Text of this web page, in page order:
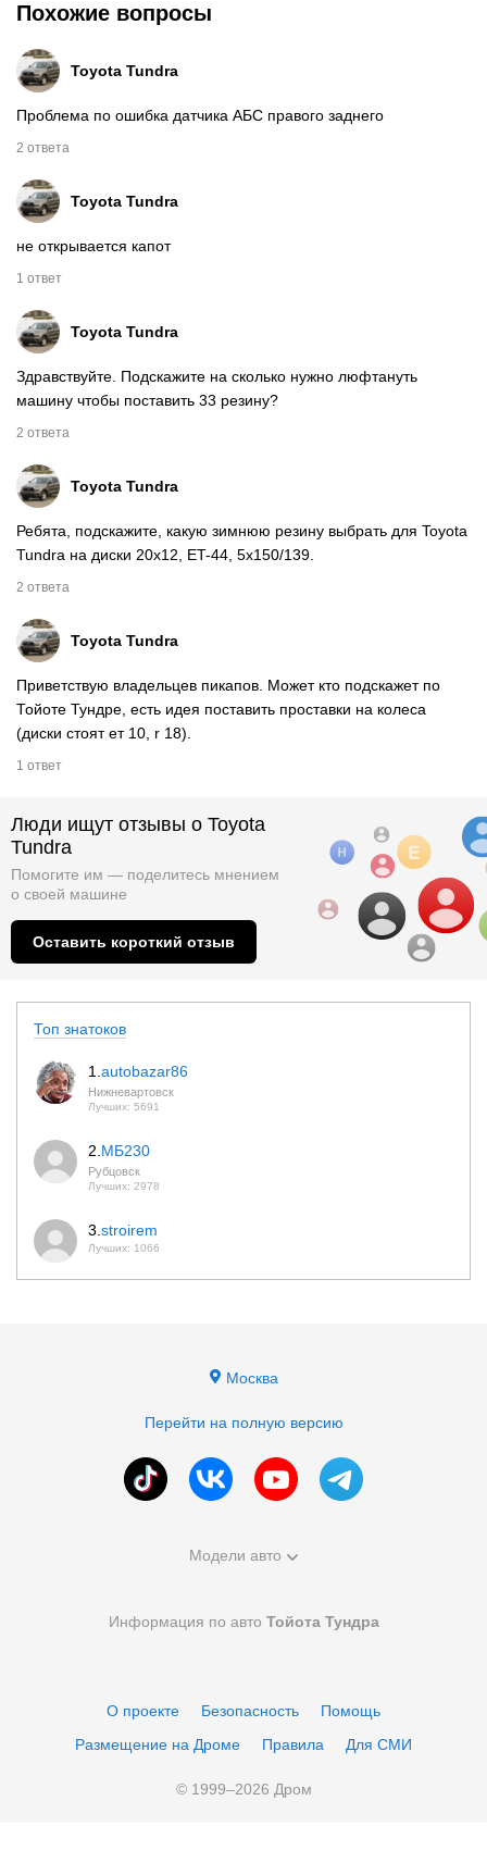
Похожие вопросы
Toyota Tundra
Проблема по ошибка датчика АБС правого заднего
2 ответа
Toyota Tundra
не открывается капот
1 ответ
Toyota Tundra
Здравствуйте. Подскажите на сколько нужно люфтануть
машину чтобы поставить 33 резину?
2 ответа
Toyota Tundra
Ребята, подскажите, какую зимнюю резину выбрать для Toyota
Tundra на диски 20x12, ET-44, 5x150/139.
2 ответа
Toyota Tundra
Приветствую владельцев пикапов. Может кто подскажет по
Тойоте Тундре, есть идея поставить проставки на колеса
(диски стоят ет 10, r 18).
1 ответ
Люди ищут отзывы о Toyota
Tundra
Помогите им — поделитесь мнением
о своей машине
Оставить короткий отзыв
Топ знатоков
1.autobazar86
Нижневартовск
Лучших: 5691
2.МБ230
Рубцовск
Лучших: 2978
3.stroirem
Лучших: 1066
Москва
Перейти на полную версию
Модели авто
Информация по авто Тойота Тундра
О проекте Безопасность
Помощь
Размещение на Дроме
Правила Для СМИ
© 1999–2026 Дром